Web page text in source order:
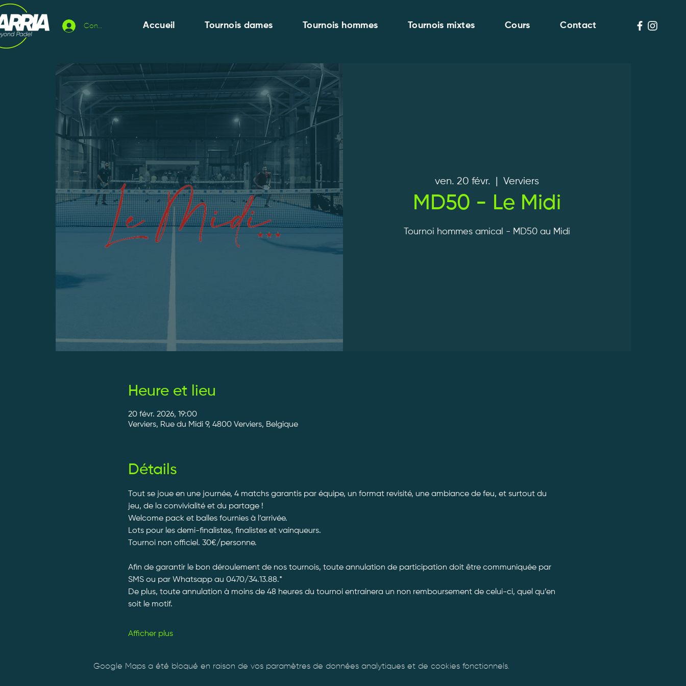
Connexion Accueil Tournois dames Tournois hommes Tournois mixtes Cours Contact
ven. 20 févr. Verviers
MD50 - Le Midi
Tournoi hommes amical - MD50 au Midi
Heure et lieu
20 févr. 2026, 19:00
Verviers, Rue du Midi 9, 4800 Verviers, Belgique
Détails
Tout se joue en une journée, 4 matchs garantis par équipe, un format revisité, une ambiance de feu, et surtout du
jeu, de la convivialité et du partage !
Welcome pack et balles fournies à l’arrivée.
Lots pour les demi-finalistes, finalistes et vainqueurs.
Tournoi non officiel. 30€/personne.
Afin de garantir le bon déroulement de nos tournois, toute annulation de participation doit être communiquée par
SMS ou par Whatsapp au 0470/34.13.88.*
De plus, toute annulation à moins de 48 heures du tournoi entrainera un non remboursement de celui-ci, quel qu’en
soit le motif.
Afficher plus
Google Maps a été bloqué en raison de vos paramètres de données analytiques et de cookies fonctionnels.